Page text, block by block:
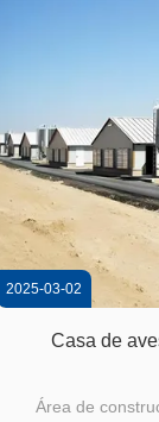
2025-03-02
Casa de
Área de